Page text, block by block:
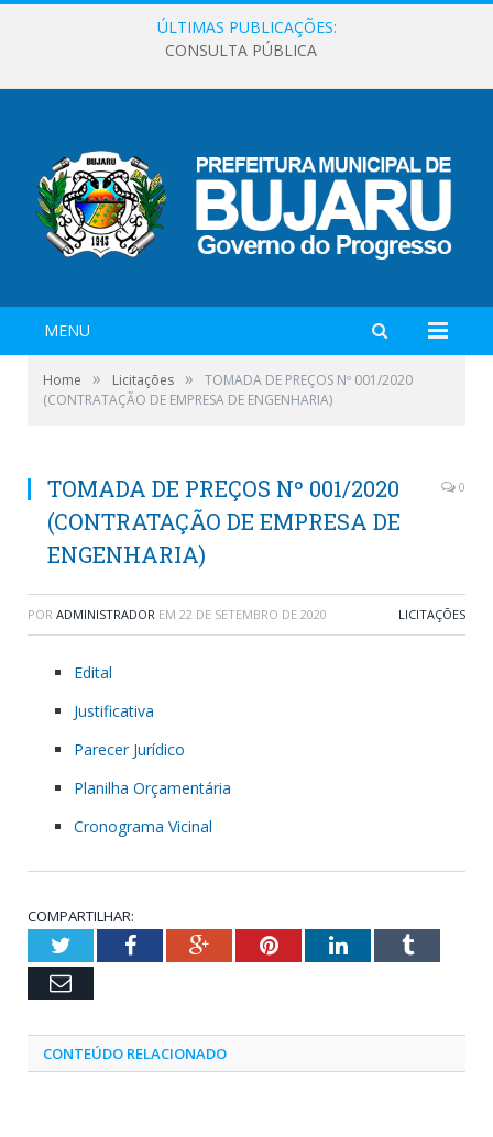
ÚLTIMAS PUBLICAÇÕES:
CONSULTA PÚBLICA
MENU
Home » Licitações »
TOMADA DE PREÇOS Nº 001/2020
(CONTRATAÇÃO DE EMPRESA DE ENGENHARIA)
TOMADA DE PREÇOS Nº 001/2020
(CONTRATAÇÃO DE EMPRESA DE
ENGENHARIA)
0
POR ADMINISTRADOR EM 22 DE SETEMBRO DE 2020 LICITAÇÕES
Edital
Justificativa
Parecer Jurídico
Planilha Orçamentária
Cronograma Vicinal
COMPARTILHAR:
TwitterFacebookGoogle+PinterestLinkedInTumblr
Email
CONTEÚDO RELACIONADO